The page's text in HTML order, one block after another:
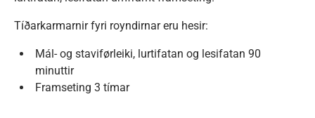
Tíðarkarmarnir fyri royndirnar eru hesir:
Mál- og staviførleiki, lurtifatan og lesifatan 90
minuttir
Framseting 3 tímar